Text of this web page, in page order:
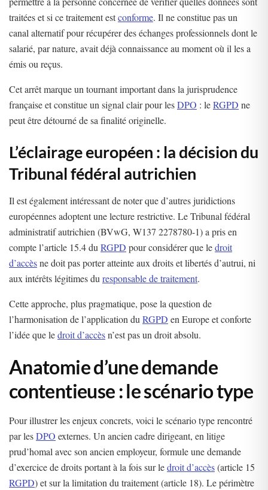
traitées et si ce traitement estconforme. Il ne constitue pas un
canal alternatif pour récupérer des échanges professionnels dont le
salarié, par nature, avait déjà connaissance au moment où il les a
émis ou reçus.
Cet arrêt marque un tournant important dans la jurisprudence
française et constitue un signal clair pour lesDPO : leRGPD ne
peut être détourné de sa finalité originelle.
L’éclairage européen : la décision du
Tribunal fédéral autrichien
Il est également intéressant de noter que d’autres juridictions
européennes adoptent une lecture restrictive. Le Tribunal fédéral
administratif autrichien (BVwG, W137 2278780-1) a pris en
compte l’article 15.4 du RGPD pour considérer que ledroit
d’accèsne doit pas porter atteinte aux droits et libertés d’autrui, ni
aux intérêts légitimes du responsable de traitement.
Cette approche, plus pragmatique, pose la question de
l’harmonisation de l’application du RGPD en Europe et conforte
l’idée que ledroit d’accèsn’est pas un droit absolu.
Anatomie d’une demande
contentieuse : le scénario type
Pour illustrer les enjeux concrets, voici le scénario type rencontré
par lesDPO externes. Un ancien cadre dirigeant, en litige
prud’homal avec son ancien employeur, formule une demande
d’exercice de droits portant à la fois sur ledroit d’accès(article 15
RGPD) et sur la limitation du traitement (article 18). Le périmètre